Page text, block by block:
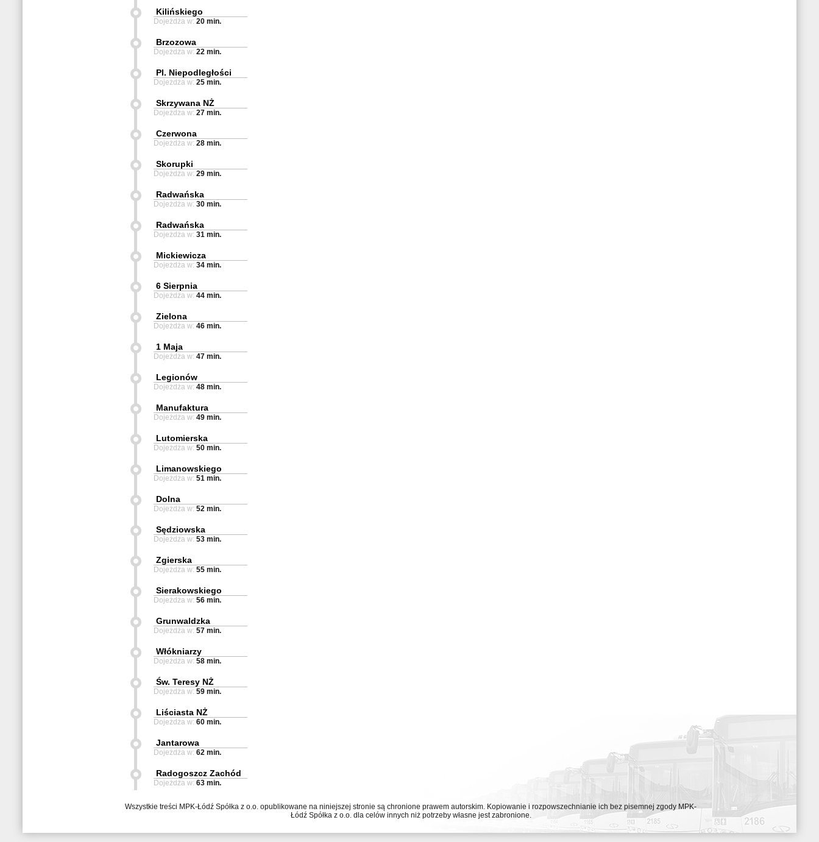
Kilińskiego
Dojeżdża w: 20 min.
Brzozowa
Dojeżdża w: 22 min.
Pl. Niepodległości
Dojeżdża w: 25 min.
Skrzywana NŻ
Dojeżdża w: 27 min.
Czerwona
Dojeżdża w: 28 min.
Skorupki
Dojeżdża w: 29 min.
Radwańska
Dojeżdża w: 30 min.
Radwańska
Dojeżdża w: 31 min.
Mickiewicza
Dojeżdża w: 34 min.
6 Sierpnia
Dojeżdża w: 44 min.
Zielona
Dojeżdża w: 46 min.
1 Maja
Dojeżdża w: 47 min.
Legionów
Dojeżdża w: 48 min.
Manufaktura
Dojeżdża w: 49 min.
Lutomierska
Dojeżdża w: 50 min.
Limanowskiego
Dojeżdża w: 51 min.
Dolna
Dojeżdża w: 52 min.
Sędziowska
Dojeżdża w: 53 min.
Zgierska
Dojeżdża w: 55 min.
Sierakowskiego
Dojeżdża w: 56 min.
Grunwaldzka
Dojeżdża w: 57 min.
Włókniarzy
Dojeżdża w: 58 min.
Św. Teresy NŻ
Dojeżdża w: 59 min.
Liściasta NŻ
Dojeżdża w: 60 min.
Jantarowa
Dojeżdża w: 62 min.
Radogoszcz Zachód
Dojeżdża w: 63 min.
Wszystkie treści MPK-Łódź Spółka z o.o. opublikowane na niniejszej stronie są chronione prawem autorskim. Kopiowanie i rozpowszechnianie ich bez pisemnej zgody MPK-
Łódź Spółka z o.o. dla celów innych niż potrzeby własne jest zabronione.